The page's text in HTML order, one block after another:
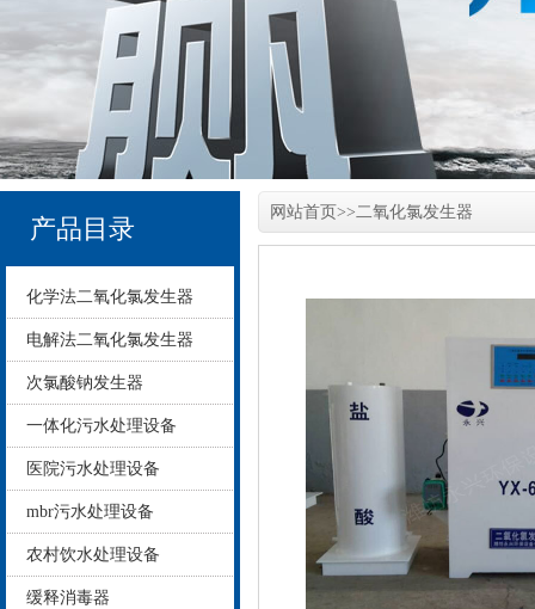
产品目录
化学法二氧化氯发生器
电解法二氧化氯发生器
次氯酸钠发生器
一体化污水处理设备
医院污水处理设备
mbr污水处理设备
农村饮水处理设备
缓释消毒器
网站首页 >>二氧化氯发生器